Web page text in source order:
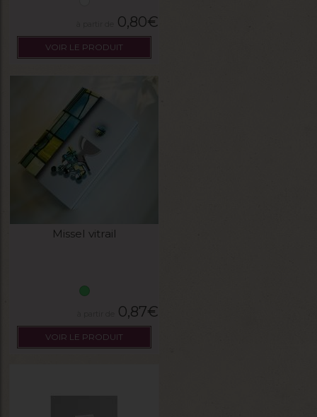
0,80€
VOIR LE PRODUIT
Missel vitrail
0,87€
VOIR LE PRODUIT